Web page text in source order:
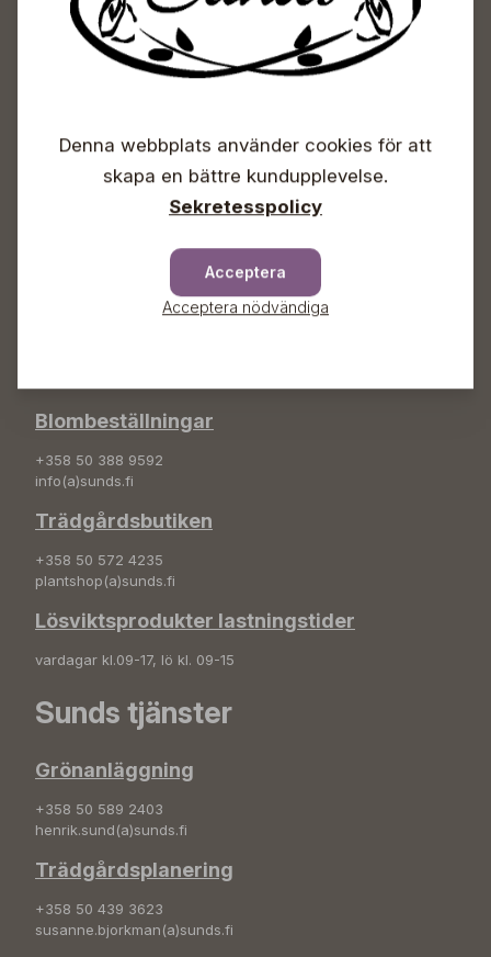
Sunds Trädgårdscenter
Lördagar 09-16
Söndagar Självbetjäning
Blombeställningar
+358 50 388 9592
info(a)sunds.fi
Trädgårdsbutiken
+358 50 572 4235
plantshop(a)sunds.fi
Lösviktsprodukter lastningstider
vardagar kl.09-17, lö kl. 09-15
Sunds tjänster
Grönanläggning
+358 50 589 2403
henrik.sund(a)sunds.fi
Trädgårdsplanering
+358 50 439 3623
susanne.bjorkman(a)sunds.fi
Denna webbplats använder cookies för att
skapa en bättre kundupplevelse.
Sekretesspolicy
Acceptera
Acceptera nödvändiga